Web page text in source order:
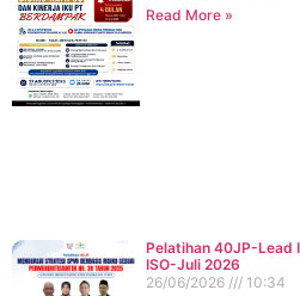
Read More »
Pelatihan 40JP-Lead
ISO-Juli 2026
26/06/2026
10:34